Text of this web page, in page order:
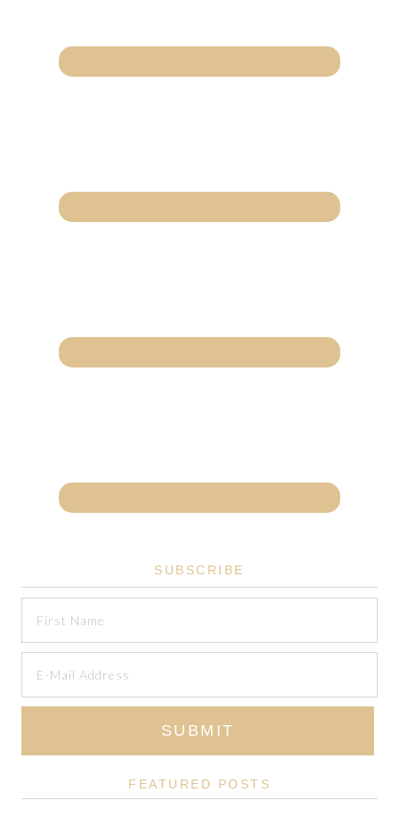
SUBSCRIBE
FEATURED POSTS